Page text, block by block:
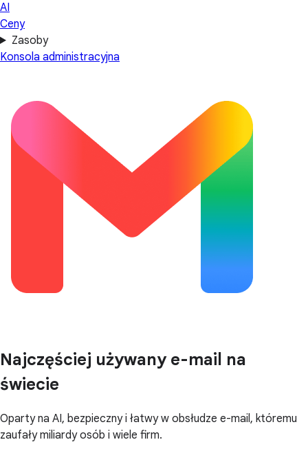
AI
Ceny
Zasoby
Konsola administracyjna
Najczęściej używany e-mail na
świecie
Oparty na AI, bezpieczny i łatwy w obsłudze e-mail, któremu
zaufały miliardy osób i wiele firm.